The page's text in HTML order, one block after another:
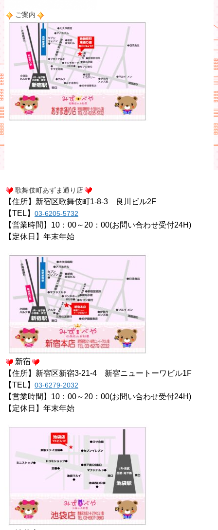
ご案内
歌舞伎町あずま通り店
【住所】新宿区歌舞伎町1-8-3 良川ビル2F
【TEL】 03-6205-5732
【営業時間】10：00～20：00(お問い合わせ受付24H)
【定休日】年末年始
新宿
【住所】新宿区新宿3-21-4 新宿ニュートーワビル1F
【TEL】 03-6279-2032
【営業時間】10：00～20：00(お問い合わせ受付24H)
【定休日】年末年始